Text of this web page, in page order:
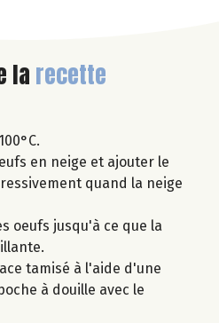
larecette
en neige et ajouter le
quand la neige
oeufs jusqu'à ce que la
tamisé à l'aide d'une
à douille avec le